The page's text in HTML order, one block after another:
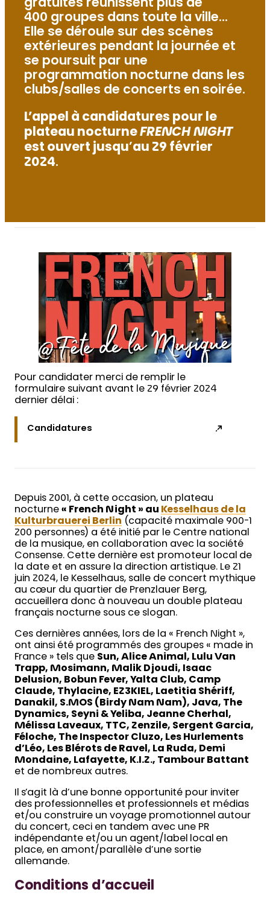
gratuites réunissent plus de
400 groupes dans toute la ville…
Elle se déroule sur des scènes
extérieures pendant la journée et
se poursuit par une
programmation nocturne dans les
clubs/salles de concerts en soirée.
L’appel à candidatures pour le
plateau nocturneFRENCH NIGHT
est ouvert jusqu’au 29 février
2024.
Pour candidater merci de remplir le
formulaire suivant avant le 29 février 2024
dernier délai :
Candidatures
Depuis 2001, à cette occasion, un plateau
nocturne « French Night » au Kesselhaus de la
Kulturbrauerei Berlin (capacité maximale 900-1
200 personnes) a été initié par le Centre national
de la musique, en collaboration avec la société
Consense. Cette dernière est promoteur local de
la date et en assure la direction artistique. Le 21
juin 2024, le Kesselhaus, salle de concert mythique
au cœur du quartier de Prenzlauer Berg,
accueillera donc à nouveau un double plateau
français nocturne sous ce slogan.
Ces dernières années, lors de la « French Night »,
ont ainsi été programmés des groupes « made in
France » tels que Sun, Alice Animal, Lulu Van
Trapp, Mosimann, Malik Djoudi, Isaac
Delusion, Bobun Fever, Yalta Club, Camp
Claude, Thylacine, EZ3KIEL, Laetitia Shériff,
Danakil, S.MOS (Birdy Nam Nam), Java, The
Dynamics, Seyni & Yeliba, Jeanne Cherhal,
Mélissa Laveaux, TTC, Zenzile, Sergent Garcia,
Féloche, The Inspector Cluzo, Les Hurlements
d’Léo, Les Blérots de Ravel, La Ruda, Demi
Mondaine, Lafayette, K.I.Z., Tambour Battant
et de nombreux autres.
Il s’agit là d’une bonne opportunité pour inviter
des professionnelles et professionnels et médias
et/ou construire un voyage promotionnel autour
du concert, ceci en tandem avec une PR
indépendante et/ou un agent/label local en
place, en amont/parallèle d’une sortie
allemande.
Conditions d’accueil